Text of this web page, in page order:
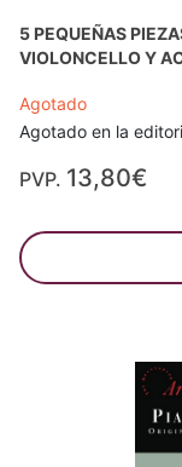
5 PEQUEÑAS
VIOLONCELLO Y
Agotado
Agotado en la
PVP. 13,80€